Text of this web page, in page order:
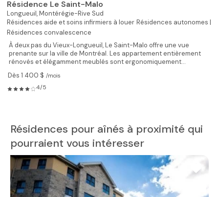
Résidence Le Saint-Malo
Longueuil,Montérégie-Rive Sud
Résidences aide et soins infirmiers à louer Résidences autonomes |
Résidences convalescence
À deux pas du Vieux-Longueuil, Le Saint-Malo offre une vue
prenante sur la ville de Montréal. Les appartement entièrement
rénovés et élégamment meublés sont ergonomiquement...
Dès 1 400 $ /mois
4/5
Résidences pour aînés à proximité qui
pourraient vous intéresser